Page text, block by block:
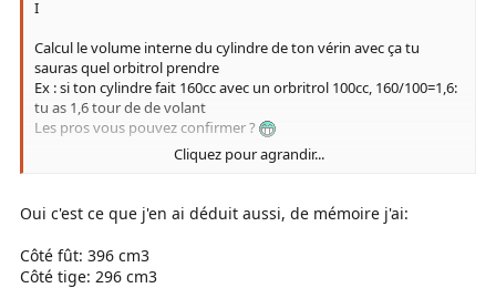
Donc à mon avis, si je dis pas de conneries la règle c'est qu'il faut
Si on fait la moyenne des volumes du vérin en cm3 qu'on divise
par 2.5 ça donnera bien une idée de la cylindrée de l'orbitrol qui
est en cm3 par tour?
I
Calcul le volume interne du cylindre de ton vérin avec ça tu
sauras quel orbitrol prendre
Ex : si ton cylindre fait 160cc avec un orbritrol 100cc, 160/100=1,6:
tu as 1,6 tour de de volant
Les pros vous pouvez confirmer ?
Une chose importante aussi, c'est la pompe si elle ne débite pas
moment
Cliquez pour agrandir...
Oui c'est ce que j'en ai déduit aussi, de mémoire j'ai:
Côté fût: 396 cm3
Côté tige: 296 cm3